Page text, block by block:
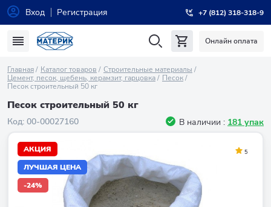
Вход Регистрация +7 (812) 318-318-9
Онлайн оплата
Главная Каталог товаров
Строительные материалы
Цемент, песок, щебень, керамзит, гарцовка
Песок
Песок строительный 50 кг
Песок строительный 50 кг
Код: 00-00027160 В наличии : 181 упак
АКЦИЯ
ЛУЧШАЯ ЦЕНА
-24%
5